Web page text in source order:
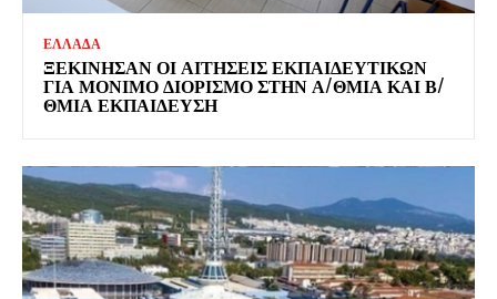
ΕΛΛΑΔΑ
ΞΕΚΊΝΗΣΑΝ ΟΙ ΑΙΤΉΣΕΙΣ ΕΚΠΑΙΔΕΥΤΙΚΏΝ
ΓΙΑ ΜΌΝΙΜΟ ΔΙΟΡΙΣΜΌ ΣΤΗΝ Α/ΘΜΙΑ ΚΑΙ Β/
ΘΜΙΑ ΕΚΠΑΊΔΕΥΣΗ